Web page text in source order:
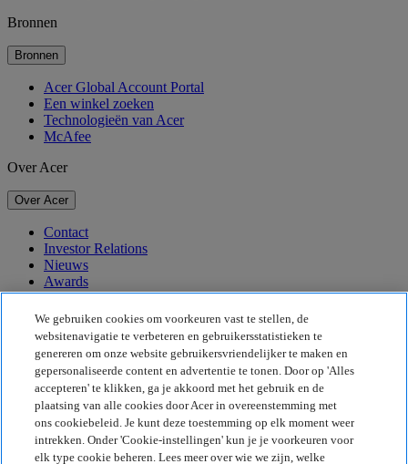
Bronnen
Bronnen
Acer Global Account Portal
Een winkel zoeken
Technologieën van Acer
McAfee
Over Acer
Over Acer
Contact
Investor Relations
Nieuws
Awards
Evenementen
Duurzaamheid
Duurzaamheid
Maatschappelijk verantwoord ondernemen
De CO2-voetafdruk van het product
Project Humanity
Earthion
We gebruiken cookies om voorkeuren vast te stellen, de
websitenavigatie te verbeteren en gebruikersstatistieken te
genereren om onze website gebruikersvriendelijker te maken en
gepersonaliseerde content en advertentie te tonen. Door op 'Alles
accepteren' te klikken, ga je akkoord met het gebruik en de
plaatsing van alle cookies door Acer in overeenstemming met
ons cookiebeleid. Je kunt deze toestemming op elk moment weer
intrekken. Onder 'Cookie-instellingen' kun je je voorkeuren voor
elk type cookie beheren. Lees meer over wie we zijn, welke